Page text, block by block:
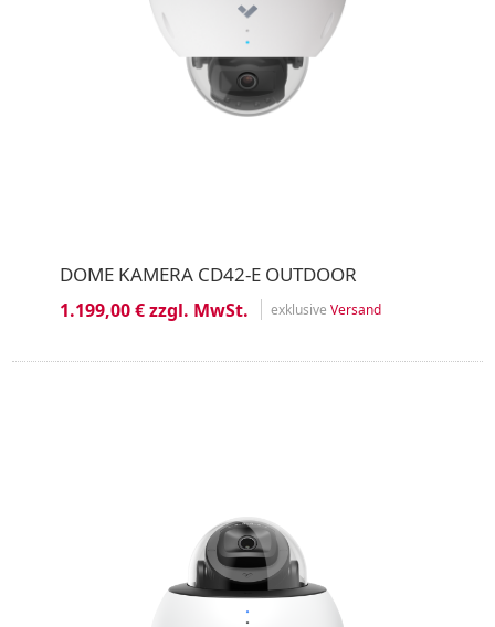
DOME KAMERA CD42-E OUTDOOR
1.199,00 € zzgl. MwSt. exklusive Versand